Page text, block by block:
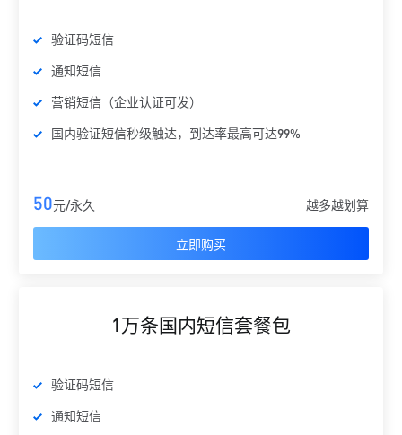
验证码短信
通知短信
营销短信（企业认证可发）
国内验证短信秒级触达，到达率最高可达99%
50元/永久 越多越划算
立即购买
1万条国内短信套餐包
验证码短信
通知短信